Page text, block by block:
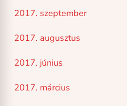
2017. szeptember
2017. augusztus
2017. június
2017. március